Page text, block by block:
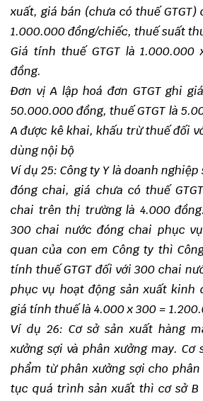
xuất, giá bán (chưa có thuế GTGT)
1.000.000 đồng/chiếc, thuế suất
Giá tính thuế GTGT là
đồng.
Đơn vị A lập hoá đơn GTGT ghi
50.000.000 đồng, thuế GTGT là
A được kê khai, khấu trừ thuế đối
dùng nội bộ
Ví dụ 25: Công ty Y là doanh
đóng chai, giá chưa có thuế
chai trên thị trường là 4.000
300 chai nước đóng chai phục
quan của con em Công ty thì
tính thuế GTGT đối với 300 chai
phục vụ hoạt động sản xuất kinh
giá tính thuế là 4.000 x 300 =
Ví dụ 26: Cơ sở sản xuất hàng
xưởng sợi và phân xưởng may. Cơ
phẩm từ phân xưởng sợi cho
tục quá trình sản xuất thì cơ sở B